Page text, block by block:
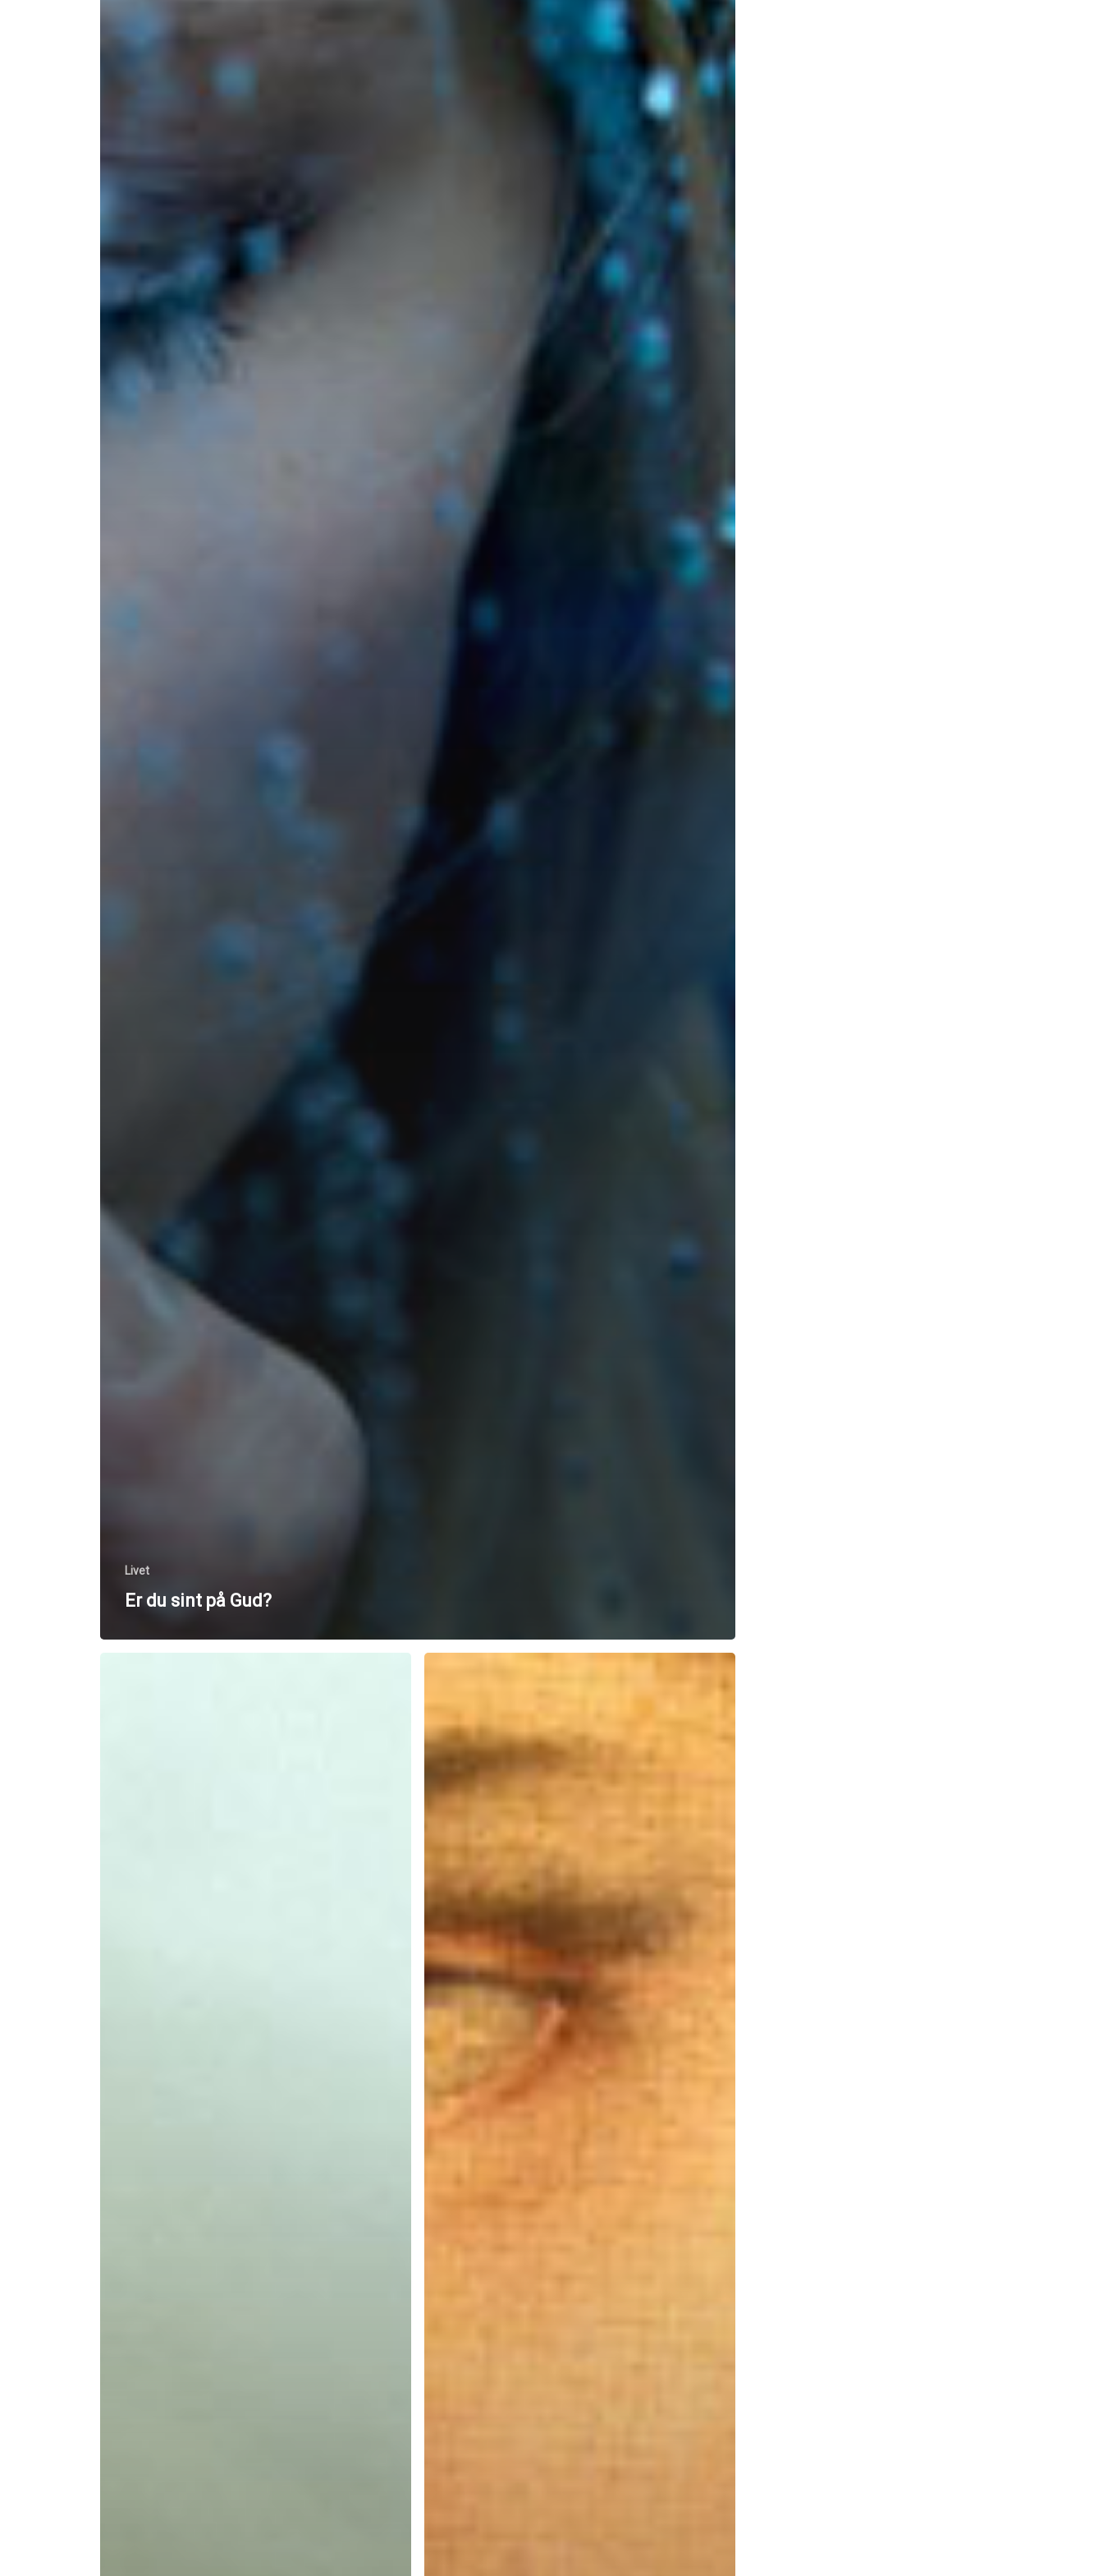
Livet
Er du sint på Gud?